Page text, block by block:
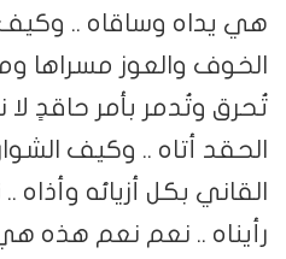
هي يداه وساقاه ..
الخوف والعوز مسراها
تُحرق وتُدمر بأمر حاقدٍ
الحقد أتاه .. وكيف
القاني بكل أزيائه
رأيناه .. نعم نعم هذه